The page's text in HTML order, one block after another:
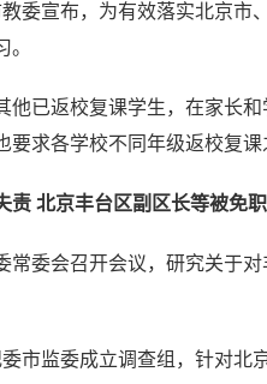
宣布，为有效落实北京市
已返校复课学生，在家长和
要求各学校不同年级返校复
责 北京丰台区副区长等被免职
委会召开会议，研究关于对
监委成立调查组，针对北